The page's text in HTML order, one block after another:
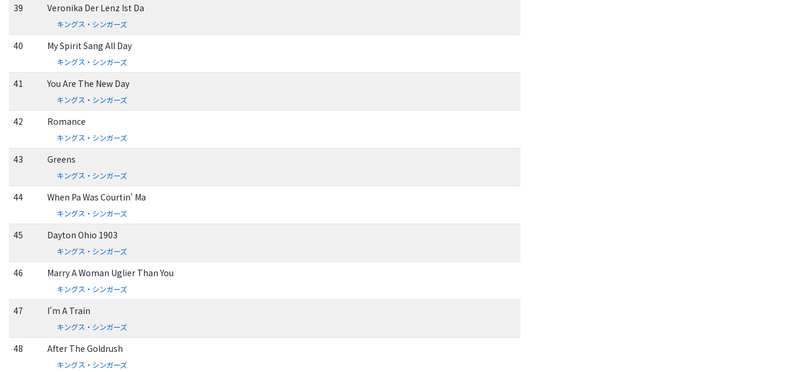
39 Veronika Der Lenz Ist Da
キングス・シンガーズ
40 My Spirit Sang All Day
キングス・シンガーズ
41 You Are The New Day
キングス・シンガーズ
42 Romance
キングス・シンガーズ
43 Greens
キングス・シンガーズ
44 When Pa Was Courtin' Ma
キングス・シンガーズ
45 Dayton Ohio 1903
キングス・シンガーズ
46 Marry A Woman Uglier Than You
キングス・シンガーズ
47 I'm A Train
キングス・シンガーズ
48 After The Goldrush
キングス・シンガーズ